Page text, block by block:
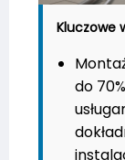
Kluczowe
do